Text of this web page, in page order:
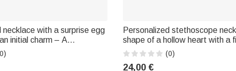
necklace with a surprise egg
initial charm – A
piece of jewelry, perfect as
gift for her
Personalized stethoscope
shape of a hollow heart with a
Elegant jewelry – Birthday or
gift for Nurses Week, intended
staff
(0)
24,00 €